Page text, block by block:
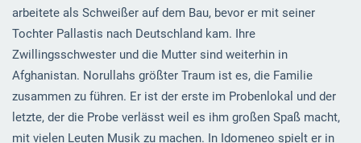
arbeitete als Schweißer auf dem Bau, bevor er mit seiner
Tochter Pallastis nach Deutschland kam. Ihre
Zwillingsschwester und die Mutter sind weiterhin in
Afghanistan. Norullahs größter Traum ist es, die Familie
zusammen zu führen. Er ist der erste im Probenlokal und der
letzte, der die Probe verlässt weil es ihm großen Spaß macht,
mit vielen Leuten Musik zu machen. In Idomeneo spielt er in